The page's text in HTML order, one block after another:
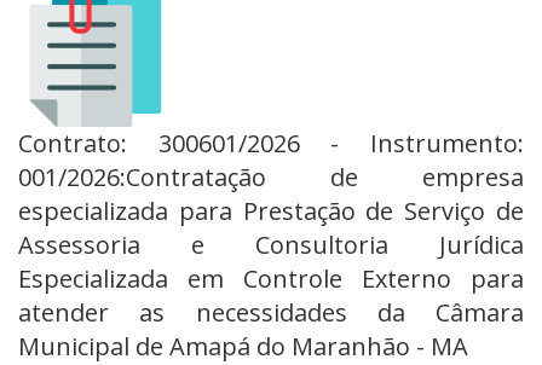
Contrato: 300601/2026 - Instrumento:
001/2026:Contratação de empresa
especializada para Prestação de Serviço de
Assessoria e Consultoria Jurídica
Especializada em Controle Externo para
atender as necessidades da Câmara
Municipal de Amapá do Maranhão - MA